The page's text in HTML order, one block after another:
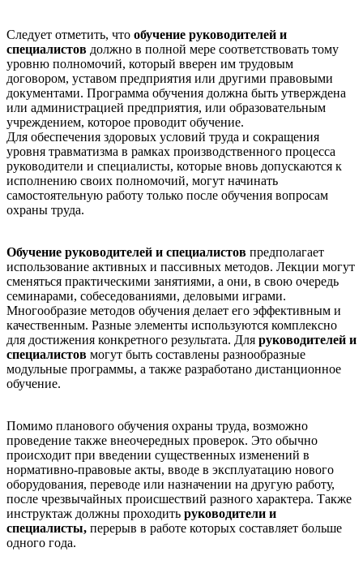
Следует отметить, что обучение руководителей и
специалистов должно в полной мере соответствовать тому
уровню полномочий, который вверен им трудовым
договором, уставом предприятия или другими правовыми
документами. Программа обучения должна быть утверждена
или администрацией предприятия, или образовательным
учреждением, которое проводит обучение.
Для обеспечения здоровых условий труда и сокращения
уровня травматизма в рамках производственного процесса
руководители и специалисты, которые вновь допускаются к
исполнению своих полномочий, могут начинать
самостоятельную работу только после обучения вопросам
охраны труда.
Обучение руководителей и специалистов предполагает
использование активных и пассивных методов. Лекции могут
сменяться практическими занятиями, а они, в свою очередь
семинарами, собеседованиями, деловыми играми.
Многообразие методов обучения делает его эффективным и
качественным. Разные элементы используются комплексно
для достижения конкретного результата. Для руководителей и
специалистов могут быть составлены разнообразные
модульные программы, а также разработано дистанционное
обучение.
Помимо планового обучения охраны труда, возможно
проведение также внеочередных проверок. Это обычно
происходит при введении существенных изменений в
нормативно-правовые акты, вводе в эксплуатацию нового
оборудования, переводе или назначении на другую работу,
после чрезвычайных происшествий разного характера. Также
инструктаж должны проходить руководители и
специалисты, перерыв в работе которых составляет больше
одного года.